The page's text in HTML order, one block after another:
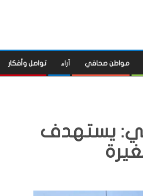
مواطن صحافي آراء تواصل وأفكار
يستهدف